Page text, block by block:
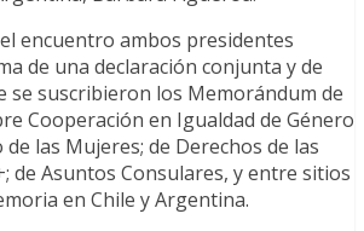
encuentro ambos presidentes
de una declaración conjunta y de
se suscribieron los Memorándum de
Cooperación en Igualdad de Género
las Mujeres; de Derechos de las
de Asuntos Consulares, y entre sitios
en Chile y Argentina.